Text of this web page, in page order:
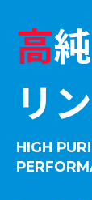
高純度エンジニア
リ
HIGH